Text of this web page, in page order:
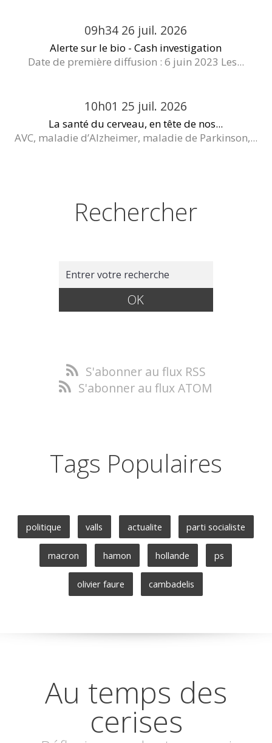
09h34 26 juil. 2026
Alerte sur le bio - Cash investigation
Date de première diffusion : 6 juin 2023 Les...
10h01 25 juil. 2026
La santé du cerveau, en tête de nos...
AVC, maladie d’Alzheimer, maladie de Parkinson,...
Rechercher
S'abonner au flux RSS
S'abonner au flux ATOM
Tags Populaires
politique valls actualite parti socialiste
macron hamon hollande ps
olivier faure cambadelis
Au temps des
cerises